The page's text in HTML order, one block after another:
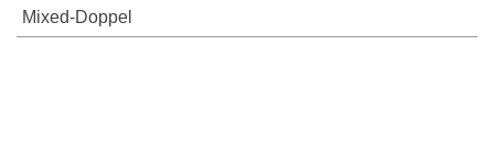
Mixed-Doppel